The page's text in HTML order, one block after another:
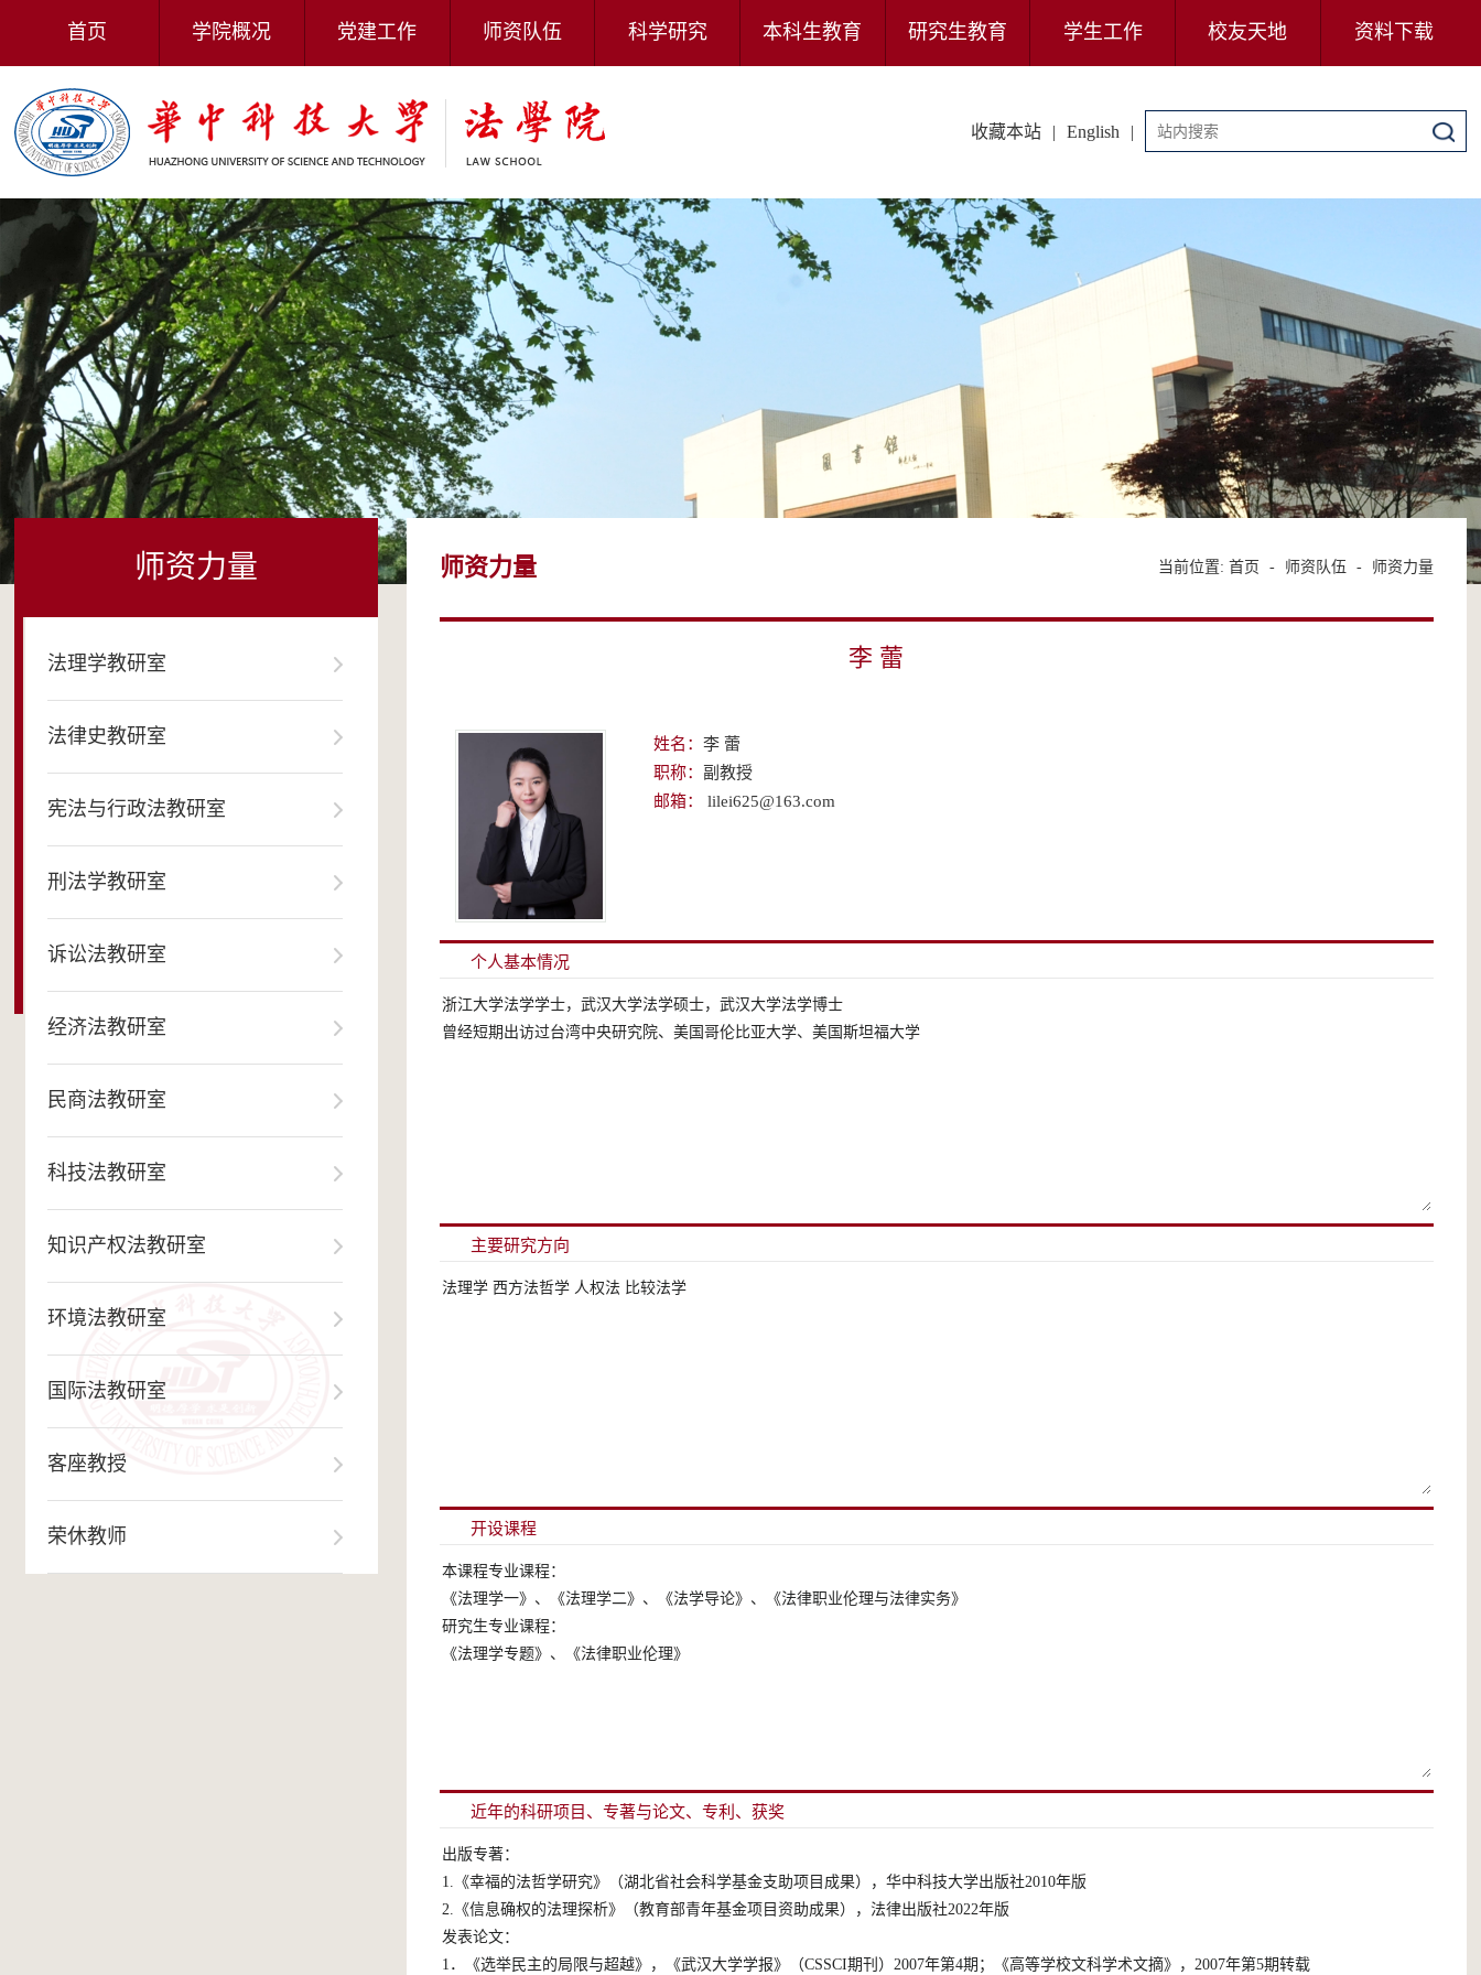
首页 学院概况 党建工作 师资队伍 科学研究 本科生教育 研究生教育 学生工作 校友天地 资料下载
收藏本站 | English |
师资力量
法理学教研室
法律史教研室
宪法与行政法教研室
刑法学教研室
诉讼法教研室
经济法教研室
民商法教研室
科技法教研室
知识产权法教研室
环境法教研室
国际法教研室
客座教授
荣休教师
师资力量 当前位置: 首页 - 师资队伍 - 师资力量
李 蕾
姓名：李 蕾
职称： 副教授
邮箱：
lilei625@163.com
个人基本情况
主要研究方向
开设课程
近年的科研项目、专著与论文、专利、获奖